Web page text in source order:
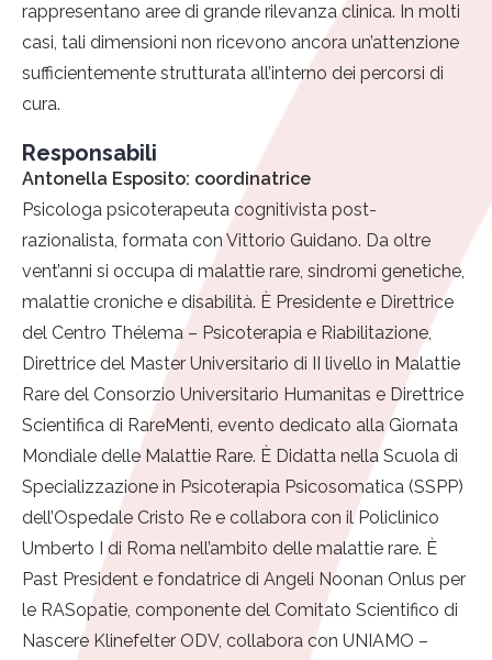
rappresentano aree di grande rilevanza clinica. In molti
casi, tali dimensioni non ricevono ancora un’attenzione
sufficientemente strutturata all’interno dei percorsi di
cura.
Responsabili
Antonella Esposito: coordinatrice
Psicologa psicoterapeuta cognitivista post-
razionalista, formata con Vittorio Guidano. Da oltre
vent’anni si occupa di malattie rare, sindromi genetiche,
malattie croniche e disabilità. È Presidente e Direttrice
del Centro Thélema – Psicoterapia e Riabilitazione,
Direttrice del Master Universitario di II livello in Malattie
Rare del Consorzio Universitario Humanitas e Direttrice
Scientifica di RareMenti, evento dedicato alla Giornata
Mondiale delle Malattie Rare. È Didatta nella Scuola di
Specializzazione in Psicoterapia Psicosomatica (SSPP)
dell’Ospedale Cristo Re e collabora con il Policlinico
Umberto I di Roma nell’ambito delle malattie rare. È
Past President e fondatrice di Angeli Noonan Onlus per
le RASopatie, componente del Comitato Scientifico di
Nascere Klinefelter ODV, collabora con UNIAMO –